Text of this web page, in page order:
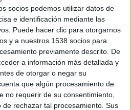
socios podemos utilizar datos de
e identificación mediante las
Puede hacer clic para otorgarnos
y a nuestros 1538 socios para
previamente descrito. De
a información más detallada y
de otorgar o negar su
que algún procesamiento de
no requerir de su consentimiento,
rechazar tal procesamiento. Sus
al gener quan la
aquesta nau de grans
una plantació.
les indagacions i van
de les naus hi accedien
en diferents hores del dia
activitat.